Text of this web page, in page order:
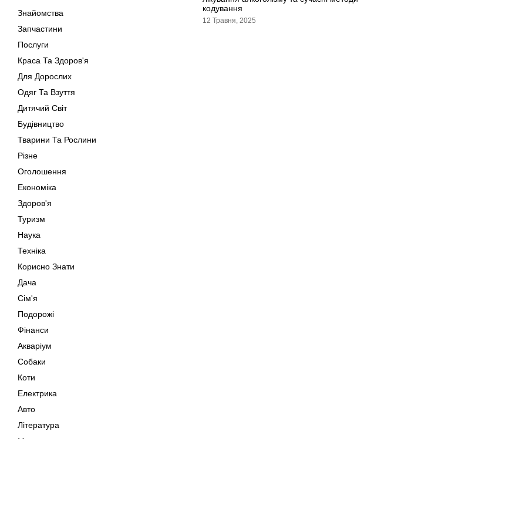
Знайомства
Запчастини
Послуги
Краса Та Здоров'я
Для Дорослих
Одяг Та Взуття
Дитячий Світ
Будівництво
Тварини Та Рослини
Різне
Оголошення
Економіка
Здоров'я
Туризм
Наука
Техніка
Корисно Знати
Дача
Сім'я
Подорожі
Фінанси
Акваріум
Собаки
Коти
Електрика
Авто
Література
Музика
кодування
12 Травня, 2025